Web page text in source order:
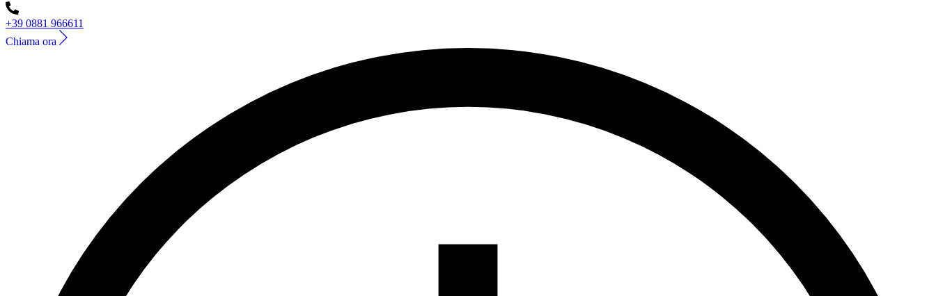
+39 0881 966611
Chiama ora